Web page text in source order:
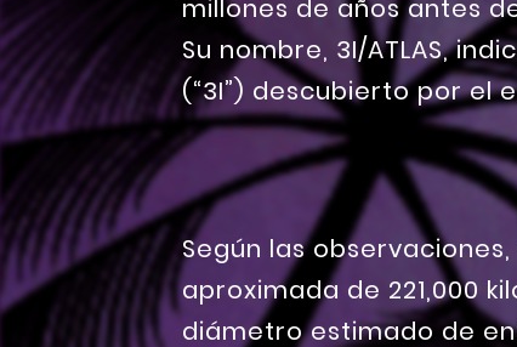
millones de años antes
Su nombre, 3I/ATLAS,
(“3I”) descubierto por el
Según las
aproximada de 221,000
diámetro estimado de